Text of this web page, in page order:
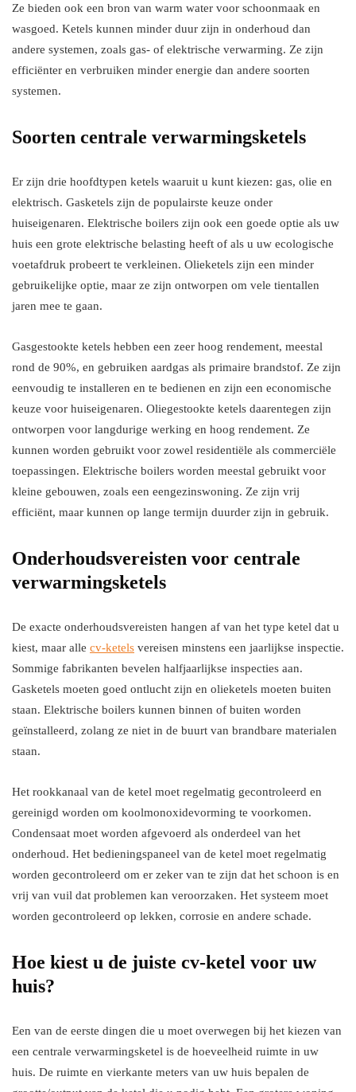
Ze bieden ook een bron van warm water voor schoonmaak en
wasgoed. Ketels kunnen minder duur zijn in onderhoud dan
andere systemen, zoals gas- of elektrische verwarming. Ze zijn
efficiënter en verbruiken minder energie dan andere soorten
systemen.
Soorten centrale verwarmingsketels
Er zijn drie hoofdtypen ketels waaruit u kunt kiezen: gas, olie en
elektrisch. Gasketels zijn de populairste keuze onder
huiseigenaren. Elektrische boilers zijn ook een goede optie als uw
huis een grote elektrische belasting heeft of als u uw ecologische
voetafdruk probeert te verkleinen. Olieketels zijn een minder
gebruikelijke optie, maar ze zijn ontworpen om vele tientallen
jaren mee te gaan.
Gasgestookte ketels hebben een zeer hoog rendement, meestal
rond de 90%, en gebruiken aardgas als primaire brandstof. Ze zijn
eenvoudig te installeren en te bedienen en zijn een economische
keuze voor huiseigenaren. Oliegestookte ketels daarentegen zijn
ontworpen voor langdurige werking en hoog rendement. Ze
kunnen worden gebruikt voor zowel residentiële als commerciële
toepassingen. Elektrische boilers worden meestal gebruikt voor
kleine gebouwen, zoals een eengezinswoning. Ze zijn vrij
efficiënt, maar kunnen op lange termijn duurder zijn in gebruik.
Onderhoudsvereisten voor centrale
verwarmingsketels
De exacte onderhoudsvereisten hangen af van het type ketel dat u
kiest, maar alle cv-ketels vereisen minstens een jaarlijkse inspectie.
Sommige fabrikanten bevelen halfjaarlijkse inspecties aan.
Gasketels moeten goed ontlucht zijn en olieketels moeten buiten
staan. Elektrische boilers kunnen binnen of buiten worden
geïnstalleerd, zolang ze niet in de buurt van brandbare materialen
staan.
Het rookkanaal van de ketel moet regelmatig gecontroleerd en
gereinigd worden om koolmonoxidevorming te voorkomen.
Condensaat moet worden afgevoerd als onderdeel van het
onderhoud. Het bedieningspaneel van de ketel moet regelmatig
worden gecontroleerd om er zeker van te zijn dat het schoon is en
vrij van vuil dat problemen kan veroorzaken. Het systeem moet
worden gecontroleerd op lekken, corrosie en andere schade.
Hoe kiest u de juiste cv-ketel voor uw
huis?
Een van de eerste dingen die u moet overwegen bij het kiezen van
een centrale verwarmingsketel is de hoeveelheid ruimte in uw
huis. De ruimte en vierkante meters van uw huis bepalen de